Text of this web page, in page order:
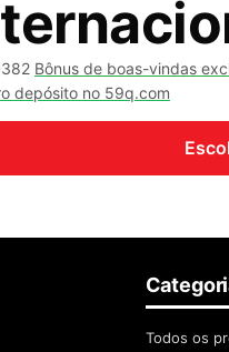
Bônus de boas-vindas
depósito no 59q.com
Todos os